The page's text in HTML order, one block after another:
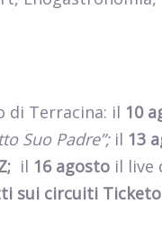
di Terracina: il 10
Suo Padre”;il 13
il 16 agosto il live
sui circuiti